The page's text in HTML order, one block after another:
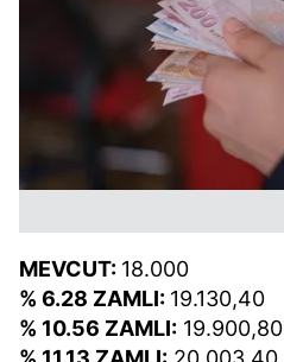
MEVCUT: 18.000
% 6.28 ZAMLI: 19.130,40
% 10.56 ZAMLI: 19.900,80